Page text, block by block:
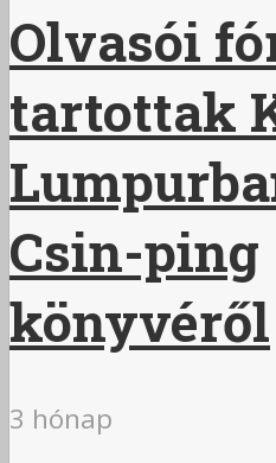
Olvasói
tartottak
Csin-ping
könyvéről
3 hónap